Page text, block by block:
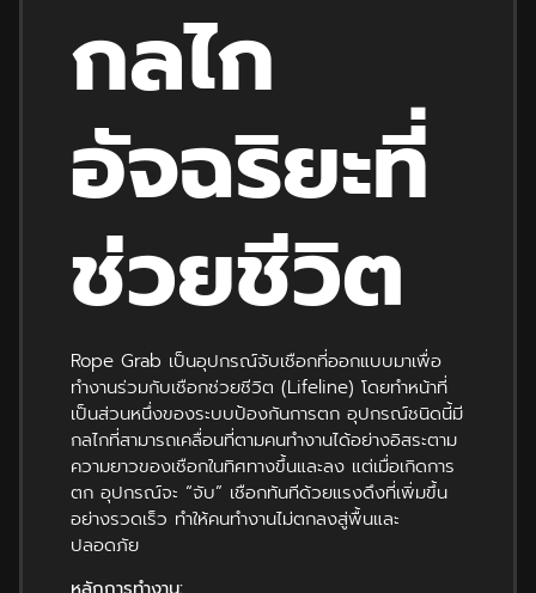
กลไก
อัจฉริยะที่
ช่วยชีวิต
Rope Grab เป็นอุปกรณ์จับเชือกที่ออกแบบมาเพื่อ
ทำงานร่วมกับเชือกช่วยชีวิต (Lifeline) โดยทำหน้าที่
เป็นส่วนหนึ่งของระบบป้องกันการตก อุปกรณ์ชนิดนี้มี
กลไกที่สามารถเคลื่อนที่ตามคนทำงานได้อย่างอิสระตาม
ความยาวของเชือกในทิศทางขึ้นและลง แต่เมื่อเกิดการ
ตก อุปกรณ์จะ “จับ” เชือกทันทีด้วยแรงดึงที่เพิ่มขึ้น
อย่างรวดเร็ว ทำให้คนทำงานไม่ตกลงสู่พื้นและ
ปลอดภัย